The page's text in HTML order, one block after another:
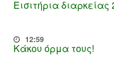
Εισιτήρια διαρκείας
12:59
Κάκου όρμα τους!